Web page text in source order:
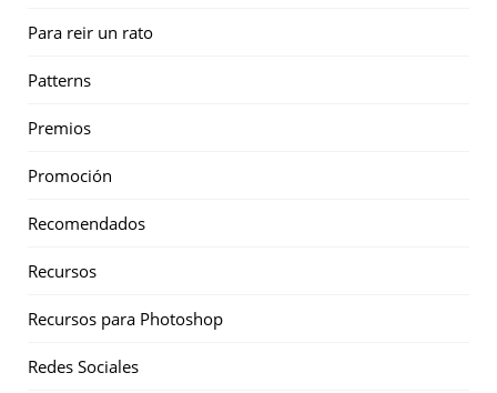
Para reir un rato
Patterns
Premios
Promoción
Recomendados
Recursos
Recursos para Photoshop
Redes Sociales